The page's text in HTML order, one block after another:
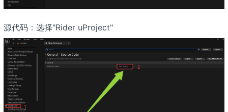
源代码：选择"Rider uProject"